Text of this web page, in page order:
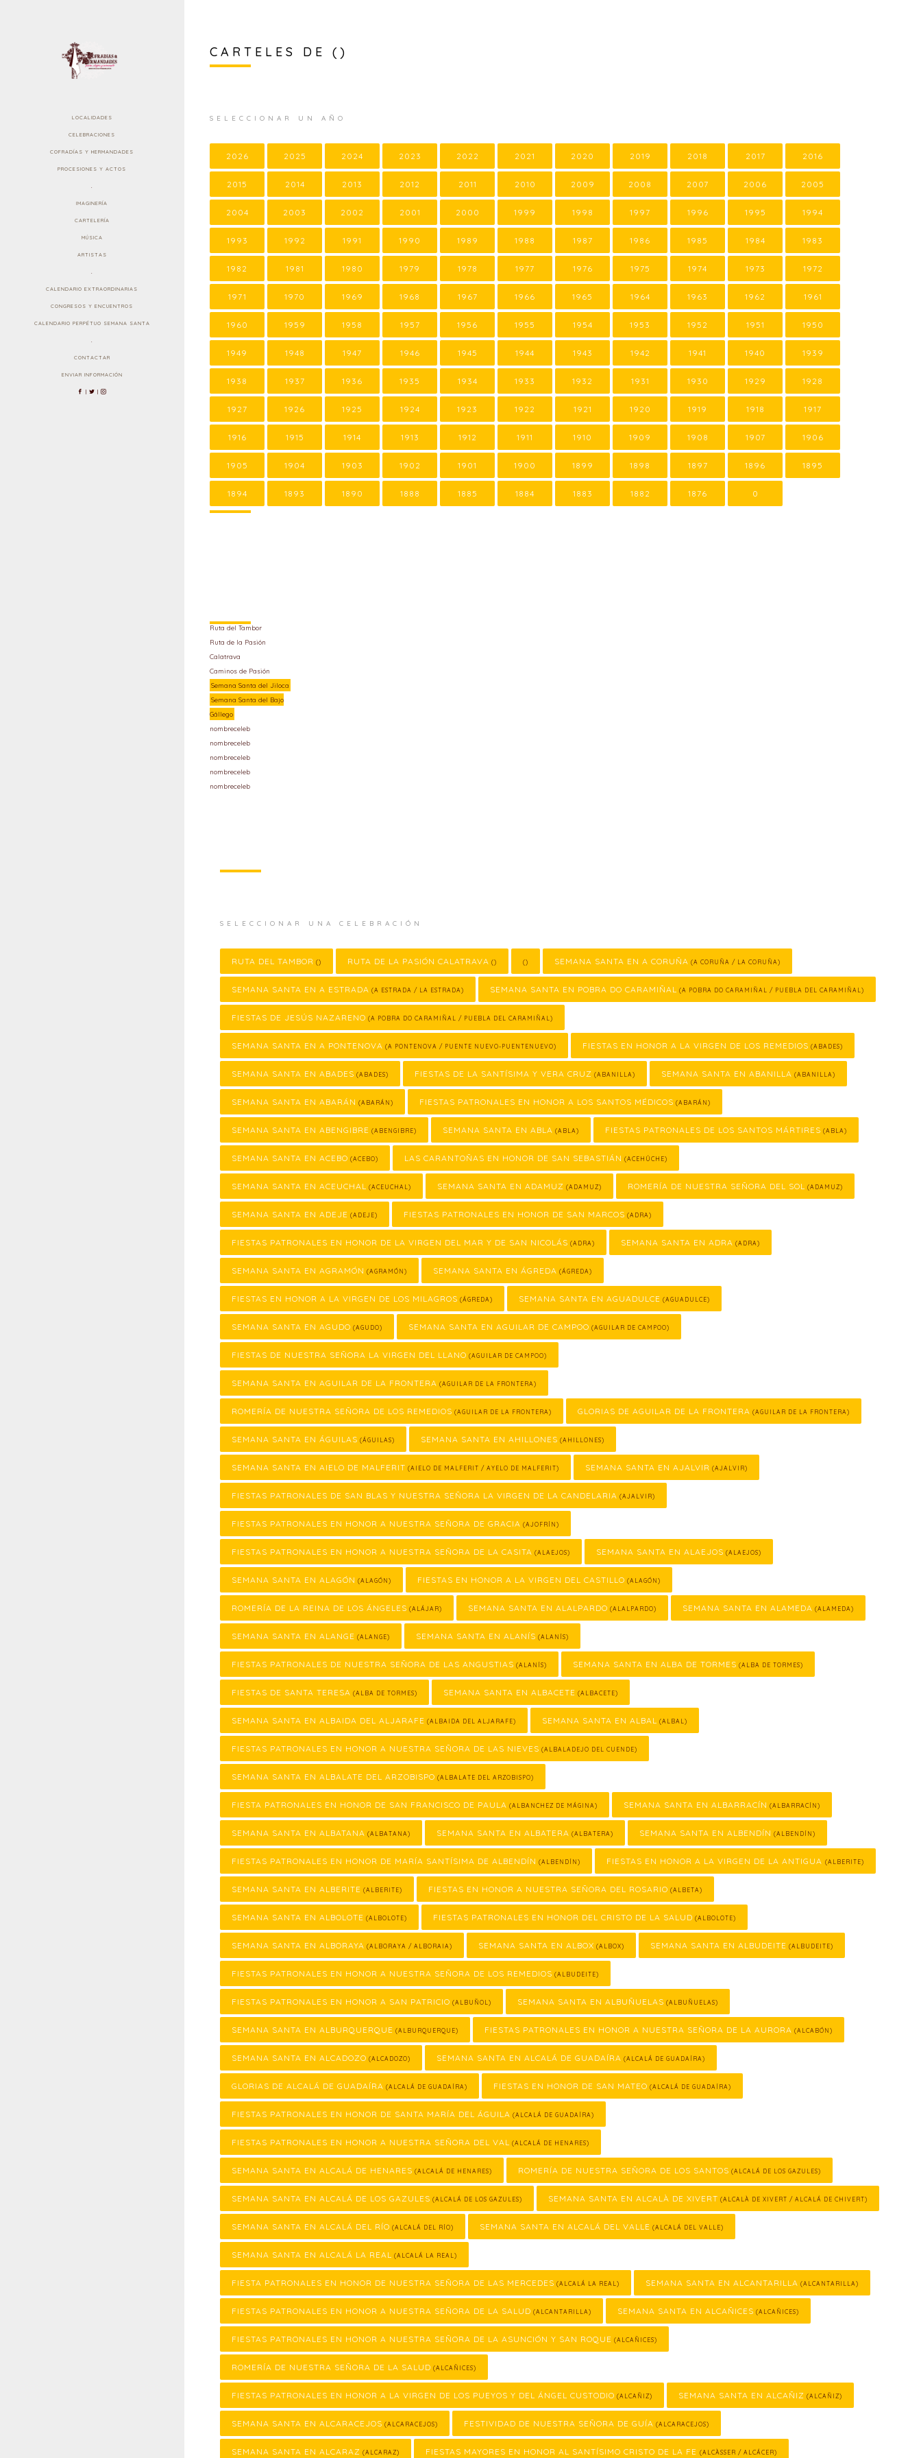
LOCALIDADES
CELEBRACIONES
COFRADÍAS Y HERMANDADES
PROCESIONES Y ACTOS
.
IMAGINERÍA
CARTELERÍA
MÚSICA
ARTISTAS
.
CALENDARIO EXTRAORDINARIAS
CONGRESOS Y ENCUENTROS
CALENDARIO PERPÉTUO SEMANA SANTA
.
CONTACTAR
ENVIAR INFORMACIÓN
| |
CARTELES DE ()
SELECCIONAR UN AÑO
2026 2025 2024 2023 2022 2021 2020 2019 2018 2017 2016
2015 2014 2013 2012 2011 2010 2009 2008 2007 2006 2005
2004 2003 2002 2001 2000 1999 1998 1997 1996 1995 1994
1993 1992 1991 1990 1989 1988 1987 1986 1985 1984 1983
1982 1981 1980 1979 1978 1977 1976 1975 1974 1973 1972
1971 1970 1969 1968 1967 1966 1965 1964 1963 1962 1961
1960 1959 1958 1957 1956 1955 1954 1953 1952 1951 1950
1949 1948 1947 1946 1945 1944 1943 1942 1941 1940 1939
1938 1937 1936 1935 1934 1933 1932 1931 1930 1929 1928
1927 1926 1925 1924 1923 1922 1921 1920 1919 1918 1917
1916 1915 1914 1913 1912 1911 1910 1909 1908 1907 1906
1905 1904 1903 1902 1901 1900 1899 1898 1897 1896 1895
1894 1893 1890 1888 1885 1884 1883 1882 1876 0
Ruta del Tambor
Ruta de la Pasión
Calatrava
Caminos de Pasión
Semana Santa del Jiloca
Semana Santa del Bajo
Gállego
nombreceleb
nombreceleb
nombreceleb
nombreceleb
nombreceleb
SELECCIONAR UNA CELEBRACIÓN
RUTA DEL TAMBOR () RUTA DE LA PASIÓN CALATRAVA () () SEMANA SANTA EN A CORUÑA (A CORUÑA / LA CORUÑA)
SEMANA SANTA EN A ESTRADA (A ESTRADA / LA ESTRADA) SEMANA SANTA EN POBRA DO CARAMIÑAL (A POBRA DO CARAMIÑAL / PUEBLA DEL CARAMIÑAL)
FIESTAS DE JESÚS NAZARENO (A POBRA DO CARAMIÑAL / PUEBLA DEL CARAMIÑAL)
SEMANA SANTA EN A PONTENOVA (A PONTENOVA / PUENTE NUEVO-PUENTENUEVO) FIESTAS EN HONOR A LA VIRGEN DE LOS REMEDIOS (ABADES)
SEMANA SANTA EN ABADES (ABADES) FIESTAS DE LA SANTÍSIMA Y VERA CRUZ (ABANILLA) SEMANA SANTA EN ABANILLA (ABANILLA)
SEMANA SANTA EN ABARÁN (ABARÁN) FIESTAS PATRONALES EN HONOR A LOS SANTOS MÉDICOS (ABARÁN)
SEMANA SANTA EN ABENGIBRE (ABENGIBRE) SEMANA SANTA EN ABLA (ABLA) FIESTAS PATRONALES DE LOS SANTOS MÁRTIRES (ABLA)
SEMANA SANTA EN ACEBO (ACEBO) LAS CARANTOÑAS EN HONOR DE SAN SEBASTIÁN (ACEHÚCHE)
SEMANA SANTA EN ACEUCHAL (ACEUCHAL) SEMANA SANTA EN ADAMUZ (ADAMUZ) ROMERÍA DE NUESTRA SEÑORA DEL SOL (ADAMUZ)
SEMANA SANTA EN ADEJE (ADEJE) FIESTAS PATRONALES EN HONOR DE SAN MARCOS (ADRA)
FIESTAS PATRONALES EN HONOR DE LA VIRGEN DEL MAR Y DE SAN NICOLÁS (ADRA) SEMANA SANTA EN ADRA (ADRA)
SEMANA SANTA EN AGRAMÓN (AGRAMÓN) SEMANA SANTA EN ÁGREDA (ÁGREDA)
FIESTAS EN HONOR A LA VIRGEN DE LOS MILAGROS (ÁGREDA) SEMANA SANTA EN AGUADULCE (AGUADULCE)
SEMANA SANTA EN AGUDO (AGUDO) SEMANA SANTA EN AGUILAR DE CAMPOO (AGUILAR DE CAMPOO)
FIESTAS DE NUESTRA SEÑORA LA VIRGEN DEL LLANO (AGUILAR DE CAMPOO)
SEMANA SANTA EN AGUILAR DE LA FRONTERA (AGUILAR DE LA FRONTERA)
ROMERÍA DE NUESTRA SEÑORA DE LOS REMEDIOS (AGUILAR DE LA FRONTERA) GLORIAS DE AGUILAR DE LA FRONTERA (AGUILAR DE LA FRONTERA)
SEMANA SANTA EN ÁGUILAS (ÁGUILAS) SEMANA SANTA EN AHILLONES (AHILLONES)
SEMANA SANTA EN AIELO DE MALFERIT (AIELO DE MALFERIT / AYELO DE MALFERIT) SEMANA SANTA EN AJALVIR (AJALVIR)
FIESTAS PATRONALES DE SAN BLAS Y NUESTRA SEÑORA LA VIRGEN DE LA CANDELARIA (AJALVIR)
FIESTAS PATRONALES EN HONOR A NUESTRA SEÑORA DE GRACIA (AJOFRÍN)
FIESTAS PATRONALES EN HONOR A NUESTRA SEÑORA DE LA CASITA (ALAEJOS) SEMANA SANTA EN ALAEJOS (ALAEJOS)
SEMANA SANTA EN ALAGÓN (ALAGÓN) FIESTAS EN HONOR A LA VIRGEN DEL CASTILLO (ALAGÓN)
ROMERÍA DE LA REINA DE LOS ÁNGELES (ALÁJAR) SEMANA SANTA EN ALALPARDO (ALALPARDO) SEMANA SANTA EN ALAMEDA (ALAMEDA)
SEMANA SANTA EN ALANGE (ALANGE) SEMANA SANTA EN ALANÍS (ALANÍS)
FIESTAS PATRONALES DE NUESTRA SEÑORA DE LAS ANGUSTIAS (ALANÍS) SEMANA SANTA EN ALBA DE TORMES (ALBA DE TORMES)
FIESTAS DE SANTA TERESA (ALBA DE TORMES) SEMANA SANTA EN ALBACETE (ALBACETE)
SEMANA SANTA EN ALBAIDA DEL ALJARAFE (ALBAIDA DEL ALJARAFE) SEMANA SANTA EN ALBAL (ALBAL)
FIESTAS PATRONALES EN HONOR A NUESTRA SEÑORA DE LAS NIEVES (ALBALADEJO DEL CUENDE)
SEMANA SANTA EN ALBALATE DEL ARZOBISPO (ALBALATE DEL ARZOBISPO)
FIESTA PATRONALES EN HONOR DE SAN FRANCISCO DE PAULA (ALBANCHEZ DE MÁGINA) SEMANA SANTA EN ALBARRACÍN (ALBARRACÍN)
SEMANA SANTA EN ALBATANA (ALBATANA) SEMANA SANTA EN ALBATERA (ALBATERA) SEMANA SANTA EN ALBENDÍN (ALBENDÍN)
FIESTAS PATRONALES EN HONOR DE MARÍA SANTÍSIMA DE ALBENDÍN (ALBENDÍN) FIESTAS EN HONOR A LA VIRGEN DE LA ANTIGUA(ALBERITE)
SEMANA SANTA EN ALBERITE (ALBERITE) FIESTAS EN HONOR A NUESTRA SEÑORA DEL ROSARIO (ALBETA)
SEMANA SANTA EN ALBOLOTE (ALBOLOTE) FIESTAS PATRONALES EN HONOR DEL CRISTO DE LA SALUD (ALBOLOTE)
SEMANA SANTA EN ALBORAYA (ALBORAYA / ALBORAIA) SEMANA SANTA EN ALBOX (ALBOX) SEMANA SANTA EN ALBUDEITE (ALBUDEITE)
FIESTAS PATRONALES EN HONOR A NUESTRA SEÑORA DE LOS REMEDIOS (ALBUDEITE)
FIESTAS PATRONALES EN HONOR A SAN PATRICIO (ALBUÑOL) SEMANA SANTA EN ALBUÑUELAS (ALBUÑUELAS)
SEMANA SANTA EN ALBURQUERQUE (ALBURQUERQUE) FIESTAS PATRONALES EN HONOR A NUESTRA SEÑORA DE LA AURORA (ALCABÓN)
SEMANA SANTA EN ALCADOZO (ALCADOZO) SEMANA SANTA EN ALCALÁ DE GUADAÍRA (ALCALÁ DE GUADAÍRA)
GLORIAS DE ALCALÁ DE GUADAÍRA (ALCALÁ DE GUADAÍRA) FIESTAS EN HONOR DE SAN MATEO (ALCALÁ DE GUADAÍRA)
FIESTAS PATRONALES EN HONOR DE SANTA MARÍA DEL ÁGUILA (ALCALÁ DE GUADAÍRA)
FIESTAS PATRONALES EN HONOR A NUESTRA SEÑORA DEL VAL (ALCALÁ DE HENARES)
SEMANA SANTA EN ALCALÁ DE HENARES (ALCALÁ DE HENARES) ROMERÍA DE NUESTRA SEÑORA DE LOS SANTOS (ALCALÁ DE LOS GAZULES)
SEMANA SANTA EN ALCALÁ DE LOS GAZULES (ALCALÁ DE LOS GAZULES) SEMANA SANTA EN ALCALÀ DE XIVERT (ALCALÀ DE XIVERT / ALCALÁ DE CHIVERT)
SEMANA SANTA EN ALCALÁ DEL RÍO (ALCALÁ DEL RÍO) SEMANA SANTA EN ALCALÁ DEL VALLE (ALCALÁ DEL VALLE)
SEMANA SANTA EN ALCALÁ LA REAL (ALCALÁ LA REAL)
FIESTA PATRONALES EN HONOR DE NUESTRA SEÑORA DE LAS MERCEDES (ALCALÁ LA REAL) SEMANA SANTA EN ALCANTARILLA (ALCANTARILLA)
FIESTAS PATRONALES EN HONOR A NUESTRA SEÑORA DE LA SALUD (ALCANTARILLA) SEMANA SANTA EN ALCAÑICES (ALCAÑICES)
FIESTAS PATRONALES EN HONOR A NUESTRA SEÑORA DE LA ASUNCIÓN Y SAN ROQUE (ALCAÑICES)
ROMERÍA DE NUESTRA SEÑORA DE LA SALUD (ALCAÑICES)
FIESTAS PATRONALES EN HONOR A LA VIRGEN DE LOS PUEYOS Y DEL ÁNGEL CUSTODIO (ALCAÑIZ) SEMANA SANTA EN ALCAÑIZ (ALCAÑIZ)
SEMANA SANTA EN ALCARACEJOS (ALCARACEJOS) FESTIVIDAD DE NUESTRA SEÑORA DE GUÍA (ALCARACEJOS)
SEMANA SANTA EN ALCARAZ (ALCARAZ) FIESTAS MAYORES EN HONOR AL SANTÍSIMO CRISTO DE LA FE(ALCÀSSER / ALCÁCER)